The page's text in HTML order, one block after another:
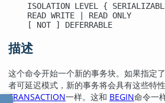
ISOLATION LEVEL {
    READ WRITE | READ ONLY
    [ NOT ] DEFERRABLE
描述
这个命令开始一个新的事务块。如果指定
者可延迟模式，新的事务将会具有这些特
TRANSACTION一样。这和 BEGIN命令一样